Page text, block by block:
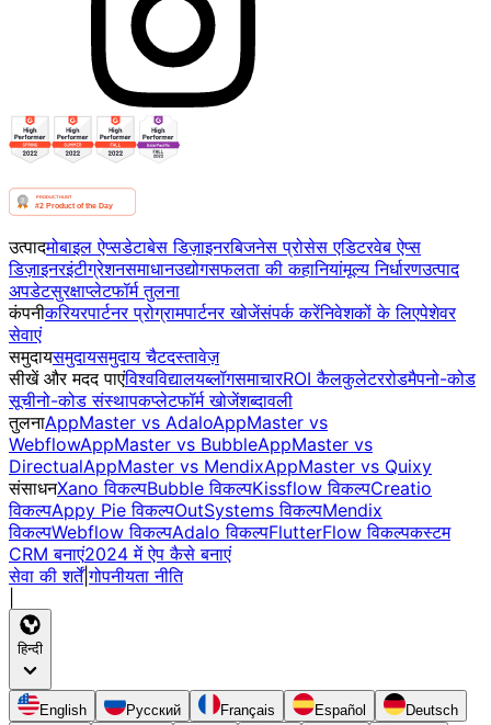
उत्पादमोबाइल ऐप्सडेटाबेस डिज़ाइनरबिजनेस प्रोसेस एडिटरवेब ऐप्स
डिज़ाइनरइंटीग्रेशनसमाधानउद्योगसफलता की कहानियांमूल्य निर्धारणउत्पाद
अपडेटसुरक्षाप्लेटफॉर्म तुलना
कंपनीकरियरपार्टनर प्रोग्रामपार्टनर खोजेंसंपर्क करेंनिवेशकों के लिएपेशेवर
सेवाएं
समुदायसमुदायसमुदाय चैटदस्तावेज़
सीखें और मदद पाएंविश्वविद्यालयब्लॉगसमाचारROI कैलकुलेटररोडमैपनो-कोड
सूचीनो-कोड संस्थापकप्लेटफॉर्म खोजेंशब्दावली
तुलनाAppMaster vs AdaloAppMaster vs
WebflowAppMaster vs BubbleAppMaster vs
DirectualAppMaster vs MendixAppMaster vs Quixy
संसाधनXano विकल्पBubble विकल्पKissflow विकल्पCreatio
विकल्पAppy Pie विकल्पOutSystems विकल्पMendix
विकल्पWebflow विकल्पAdalo विकल्पFlutterFlow विकल्पकस्टम
CRM बनाएं2024 में ऐप कैसे बनाएं
सेवा की शर्तें|गोपनीयता नीति
हिन्दी
English Русский Français Español
Deutsch